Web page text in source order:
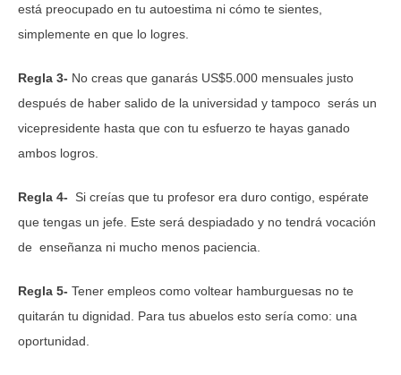
está preocupado en tu autoestima ni cómo te sientes,
simplemente en que lo logres.
Regla 3- No creas que ganarás US$5.000 mensuales justo
después de haber salido de la universidad y tampoco serás un
vicepresidente hasta que con tu esfuerzo te hayas ganado
ambos logros.
Regla 4- Si creías que tu profesor era duro contigo, espérate
que tengas un jefe. Este será despiadado y no tendrá vocación
de enseñanza ni mucho menos paciencia.
Regla 5- Tener empleos como voltear hamburguesas no te
quitarán tu dignidad. Para tus abuelos esto sería como: una
oportunidad.